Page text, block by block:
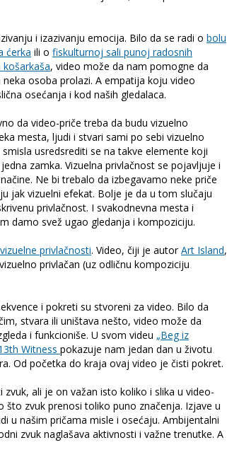
i izazivanju emocija. Bilo da se radi o bolu
ćerka ili o fiskulturnoj sali punoj radosnih
, video može da nam pomogne da
osoba prolazi. A empatija koju video
osećanja i kod naših gledalaca.
da video-priče treba da budu vizuelno
mesta, ljudi i stvari sami po sebi vizuelno
usredsrediti se na takve elemente koji
zamka. Vizuelna privlačnost se pojavljuje i
Ne bi trebalo da izbegavamo neke priče
jak vizuelni efekat. Bolje je da u tom slučaju
privlačnost. I svakodnevna mesta i
damo svež ugao gledanja i kompoziciju.
privlačnosti. Video, čiji je autorArt Island,
privlačan (uz odličnu kompoziciju
i pokreti su stvoreni za video. Bilo da
stvara ili uništava nešto, video može da
i funkcioniše. U svom videu „Beg iz
Witness pokazuje nam jedan dan u životu
Od početka do kraja ovaj video je čisti pokret.
zvuk, ali je on važan isto koliko i slika u video-
što zvuk prenosi toliko puno značenja. Izjave u
u našim pričama misle i osećaju. Ambijentalni
zvuk naglašava aktivnosti i važne trenutke. A